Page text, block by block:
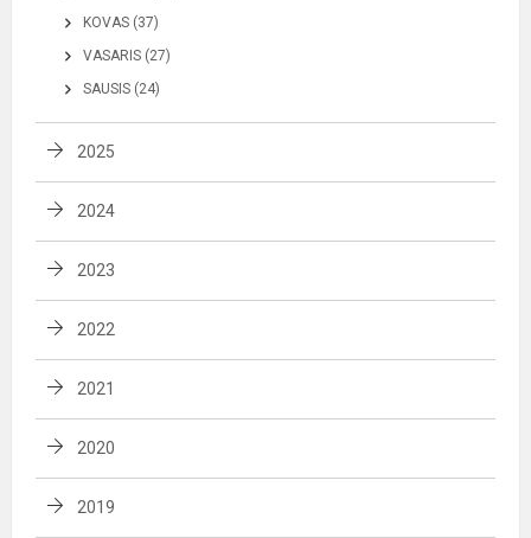
KOVAS (37)
VASARIS (27)
SAUSIS (24)
2025
2024
2023
2022
2021
2020
2019